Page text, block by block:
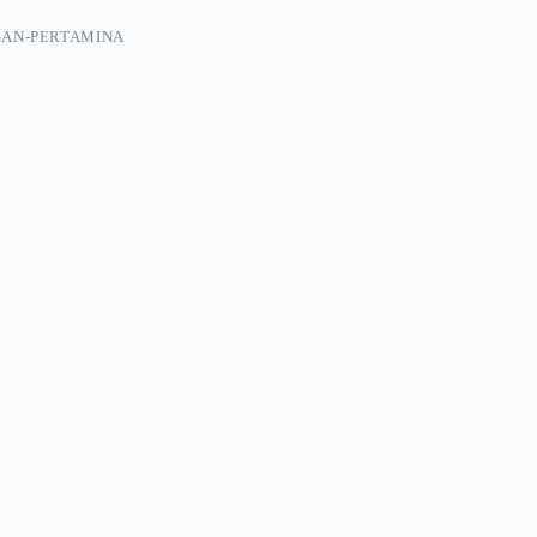
PERTAMINA